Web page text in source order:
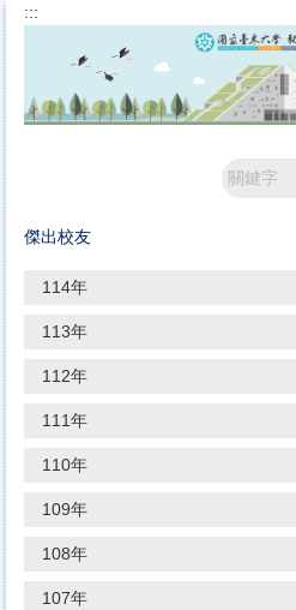
跳
內
:::
傑出校友
114年
113年
112年
111年
110年
109年
108年
107年